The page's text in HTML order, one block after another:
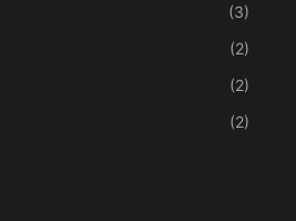
(3)
(2)
(2)
(2)